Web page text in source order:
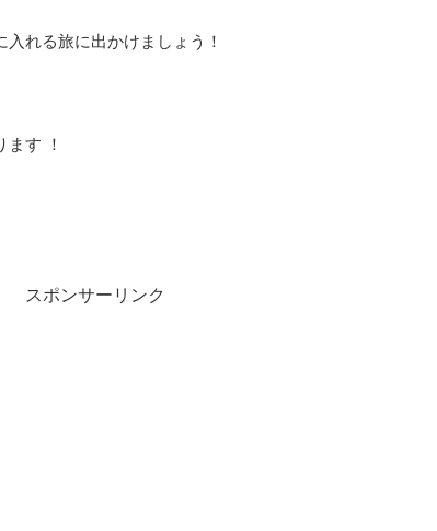
れる旅に出かけましょう！
す ！
スポンサーリンク